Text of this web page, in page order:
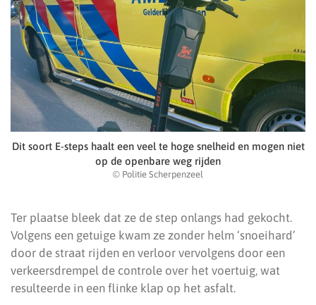
Dit soort E-steps haalt een veel te hoge snelheid en mogen niet
op de openbare weg rijden
© Politie Scherpenzeel
Ter plaatse bleek dat ze de step onlangs had gekocht.
Volgens een getuige kwam ze zonder helm ‘snoeihard’
door de straat rijden en verloor vervolgens door een
verkeersdrempel de controle over het voertuig, wat
resulteerde in een flinke klap op het asfalt.